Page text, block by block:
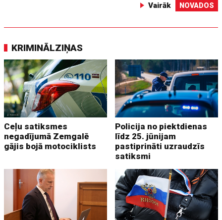
Vairāk NOVADOS
KRIMINĀLZIŅAS
Ceļu satiksmes
negadījumā Zemgalē
gājis bojā motociklists
Policija no piektdienas
līdz 25. jūnijam
pastiprināti uzraudzīs
satiksmi